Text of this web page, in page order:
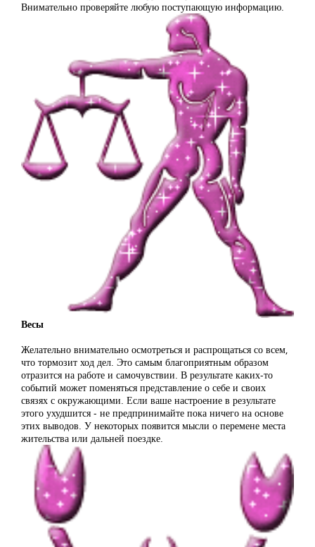
Внимательно проверяйте любую поступающую информацию.
Весы
Желательно внимательно осмотреться и распрощаться со всем,
что тормозит ход дел. Это самым благоприятным образом
отразится на работе и самочувствии. В результате каких-то
событий может поменяться представление о себе и своих
связях с окружающими. Если ваше настроение в результате
этого ухудшится - не предпринимайте пока ничего на основе
этих выводов. У некоторых появится мысли о перемене места
жительства или дальней поездке.